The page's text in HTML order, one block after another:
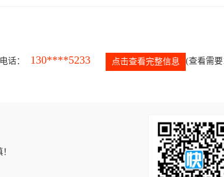
话： 130****5233 点击查看完整信息 (查看需要